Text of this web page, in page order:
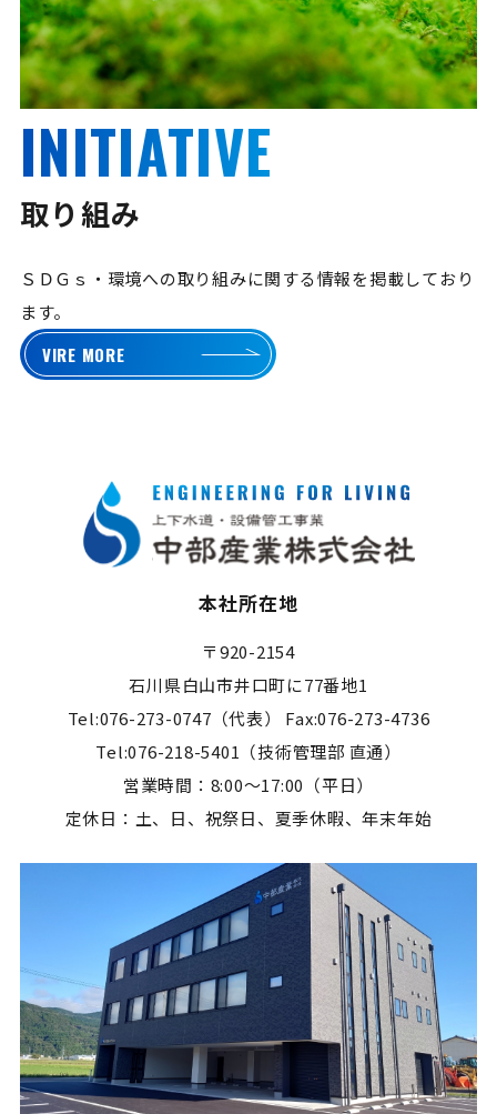
INITIATIVE
取り組み
ＳＤＧｓ・環境への取り組みに関する情報を掲載しており
ます。
VIRE MORE
本社所在地
〒920-2154
石川県白山市井口町に77番地1
Tel:076-273-0747（代表） Fax:076-273-4736
Tel:076-218-5401（技術管理部 直通）
営業時間：8:00～17:00（平日）
定休日：土、日、祝祭日、夏季休暇、年末年始